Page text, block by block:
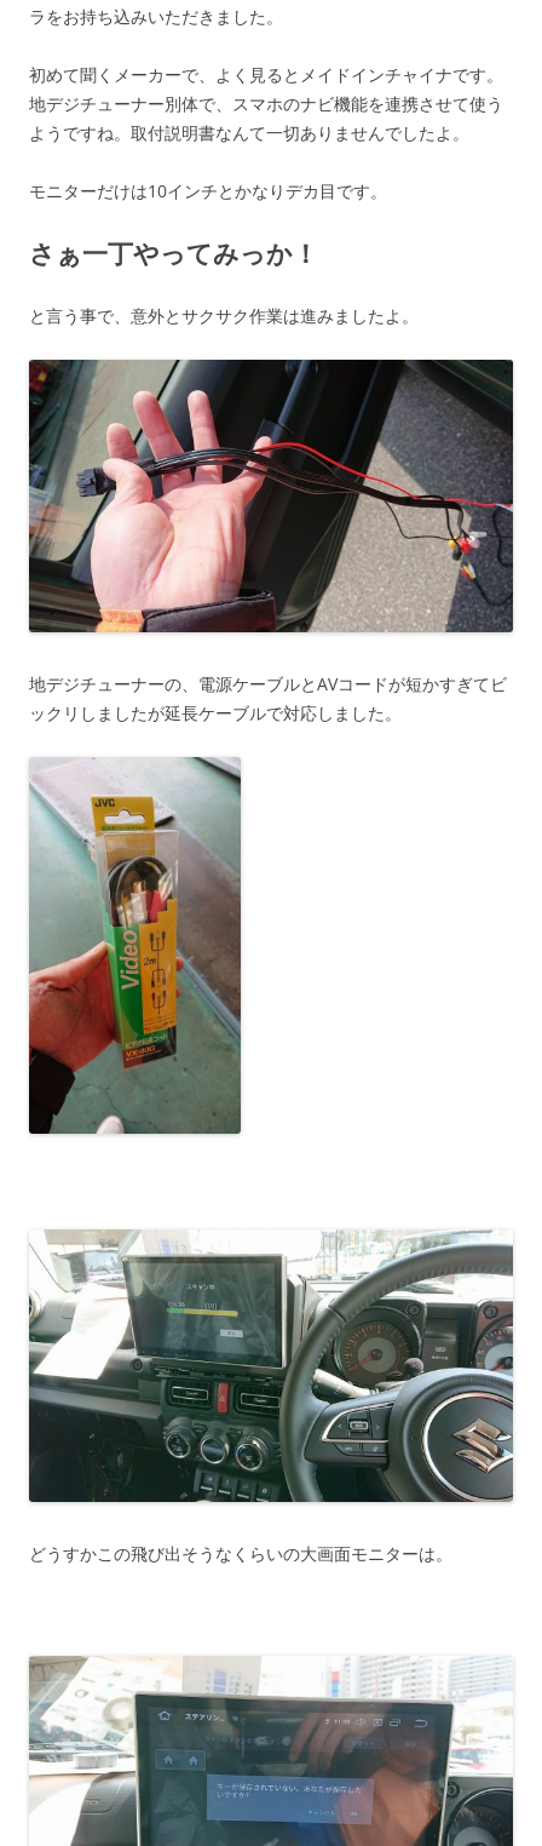
ラをお持ち込みいただきました。
初めて聞くメーカーで、よく見るとメイドインチャイナです。
地デジチューナー別体で、スマホのナビ機能を連携させて使う
ようですね。取付説明書なんて一切ありませんでしたよ。
モニターだけは10インチとかなりデカ目です。
さぁ一丁やってみっか！
と言う事で、意外とサクサク作業は進みましたよ。
地デジチューナーの、電源ケーブルとAVコードが短かすぎてビ
ックリしましたが延長ケーブルで対応しました。
どうすかこの飛び出そうなくらいの大画面モニターは。